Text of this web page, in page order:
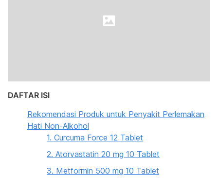
DAFTAR ISI
Rekomendasi Produk untuk Penyakit Perlemakan
Hati Non-Alkohol
1. Curcuma Force 12 Tablet
2. Atorvastatin 20 mg 10 Tablet
3. Metformin 500 mg 10 Tablet